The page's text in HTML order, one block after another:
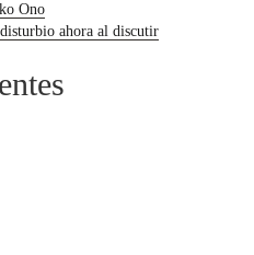
Ono
ahora al discutir